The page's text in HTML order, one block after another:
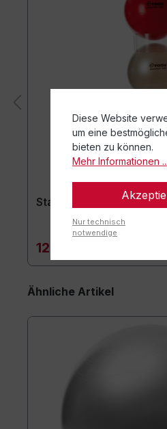
Stapelhilfe 3er Set
129,90 €*
Ähnliche Artikel
Diese Website
um eine
bieten zu können.
Mehr Informationen ...
Nur technisch
notwendige